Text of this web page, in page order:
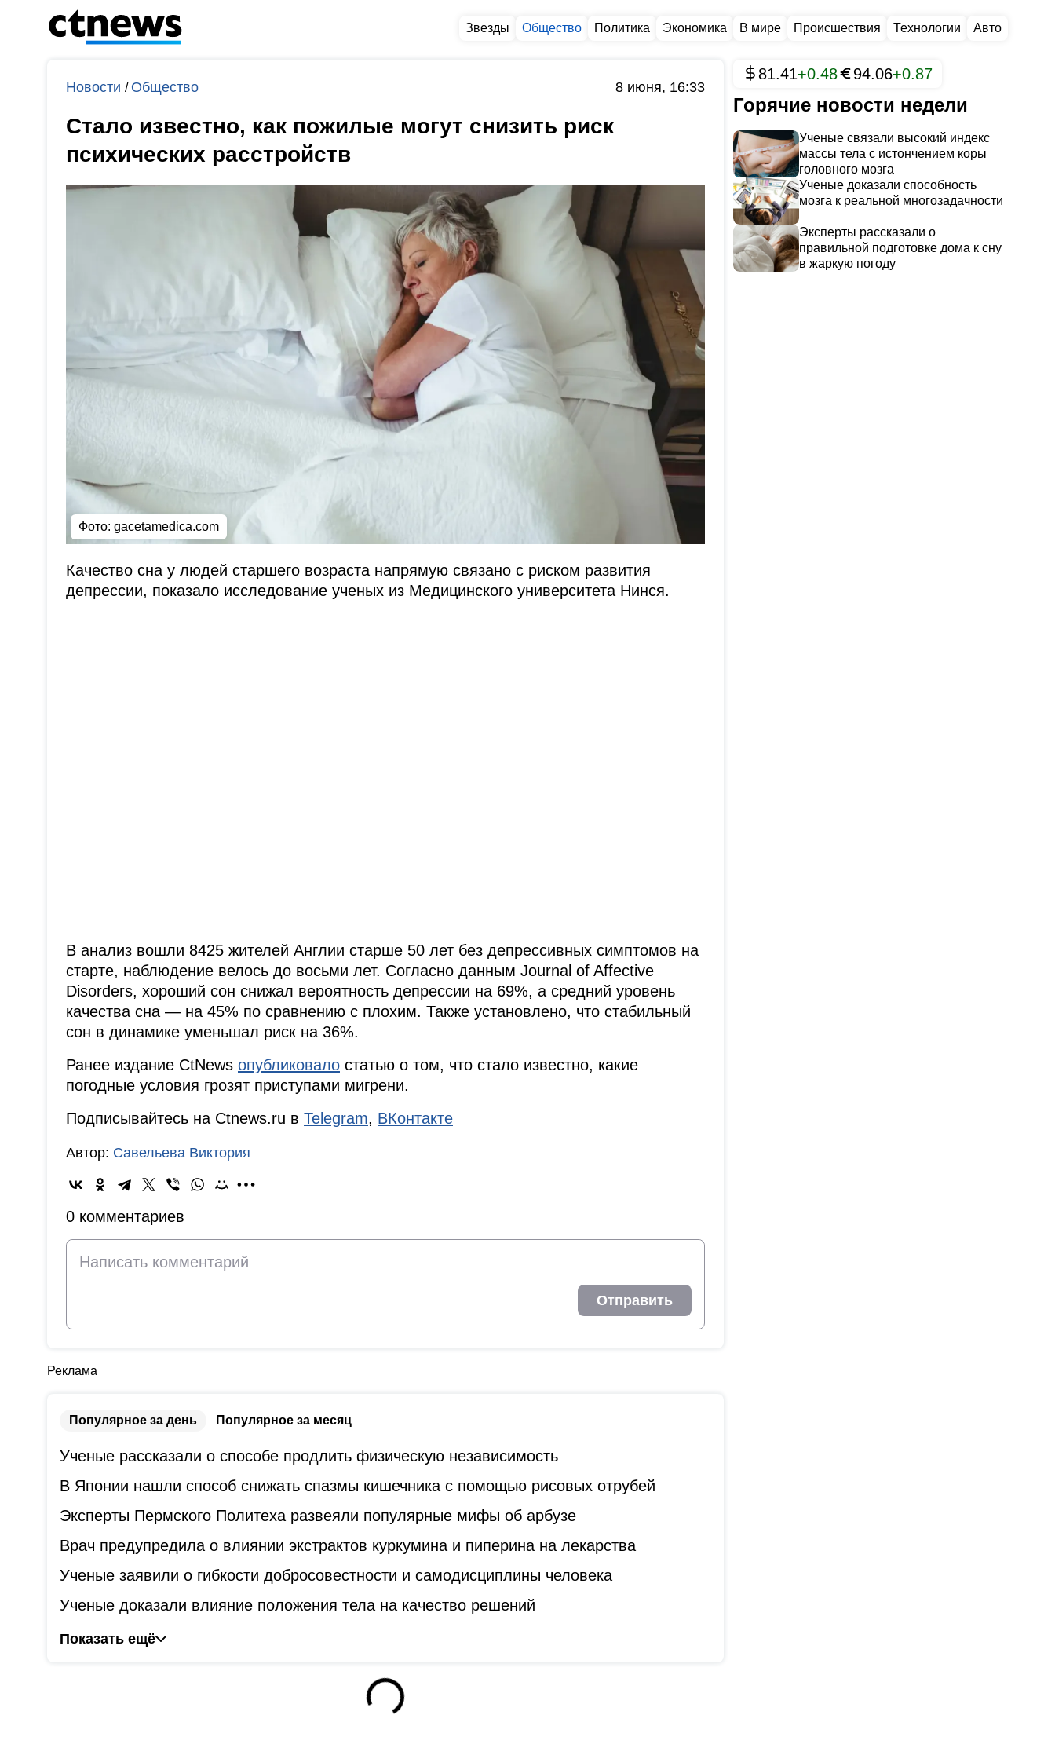
Звезды Общество Политика Экономика В мире Происшествия Технологии Авто
Новости /Общество 8 июня, 16:33
Стало известно, как пожилые могут снизить риск
психических расстройств
Фото: gacetamedica.com
Качество сна у людей старшего возраста напрямую связано с риском развития
депрессии, показало исследование ученых из Медицинского университета Нинся.
В анализ вошли 8425 жителей Англии старше 50 лет без депрессивных симптомов на
старте, наблюдение велось до восьми лет. Согласно данным Journal of Affective
Disorders, хороший сон снижал вероятность депрессии на 69%, а средний уровень
качества сна — на 45% по сравнению с плохим. Также установлено, что стабильный
сон в динамике уменьшал риск на 36%.
Ранее издание CtNews опубликовало статью о том, что стало известно, какие
погодные условия грозят приступами мигрени.
Подписывайтесь на Ctnews.ru в Telegram, ВКонтакте
Автор: Савельева Виктория
0 комментариев
Отправить
Реклама
Популярное за день Популярное за месяц
Ученые рассказали о способе продлить физическую независимость
В Японии нашли способ снижать спазмы кишечника с помощью рисовых отрубей
Эксперты Пермского Политеха развеяли популярные мифы об арбузе
Врач предупредила о влиянии экстрактов куркумина и пиперина на лекарства
Ученые заявили о гибкости добросовестности и самодисциплины человека
Ученые доказали влияние положения тела на качество решений
Показать ещё
81.41+0.48 94.06+0.87
Горячие новости недели
Ученые связали высокий индекс
массы тела с истончением коры
головного мозга
Ученые доказали способность
мозга к реальной многозадачности
Эксперты рассказали о
правильной подготовке дома к сну
в жаркую погоду